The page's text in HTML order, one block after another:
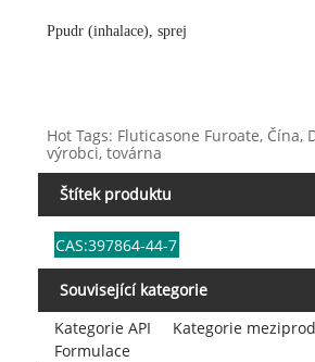
Ppudr (inhalace), sprej
Hot Tags: Fluticasone Furoate, Čína,
výrobci, továrna
Štítek produktu
CAS:397864-44-7
Související kategorie
Kategorie API
Kategorie
Formulace